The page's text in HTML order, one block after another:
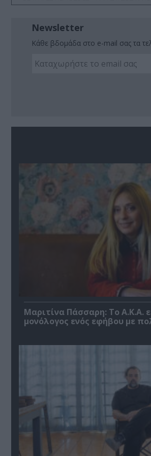
Newsletter
Κάθε βδομάδα στο e-mail σας τα
Μαριτίνα Πάσσαρη: Το Α.Κ.Α.
μονόλογος ενός εφήβου με